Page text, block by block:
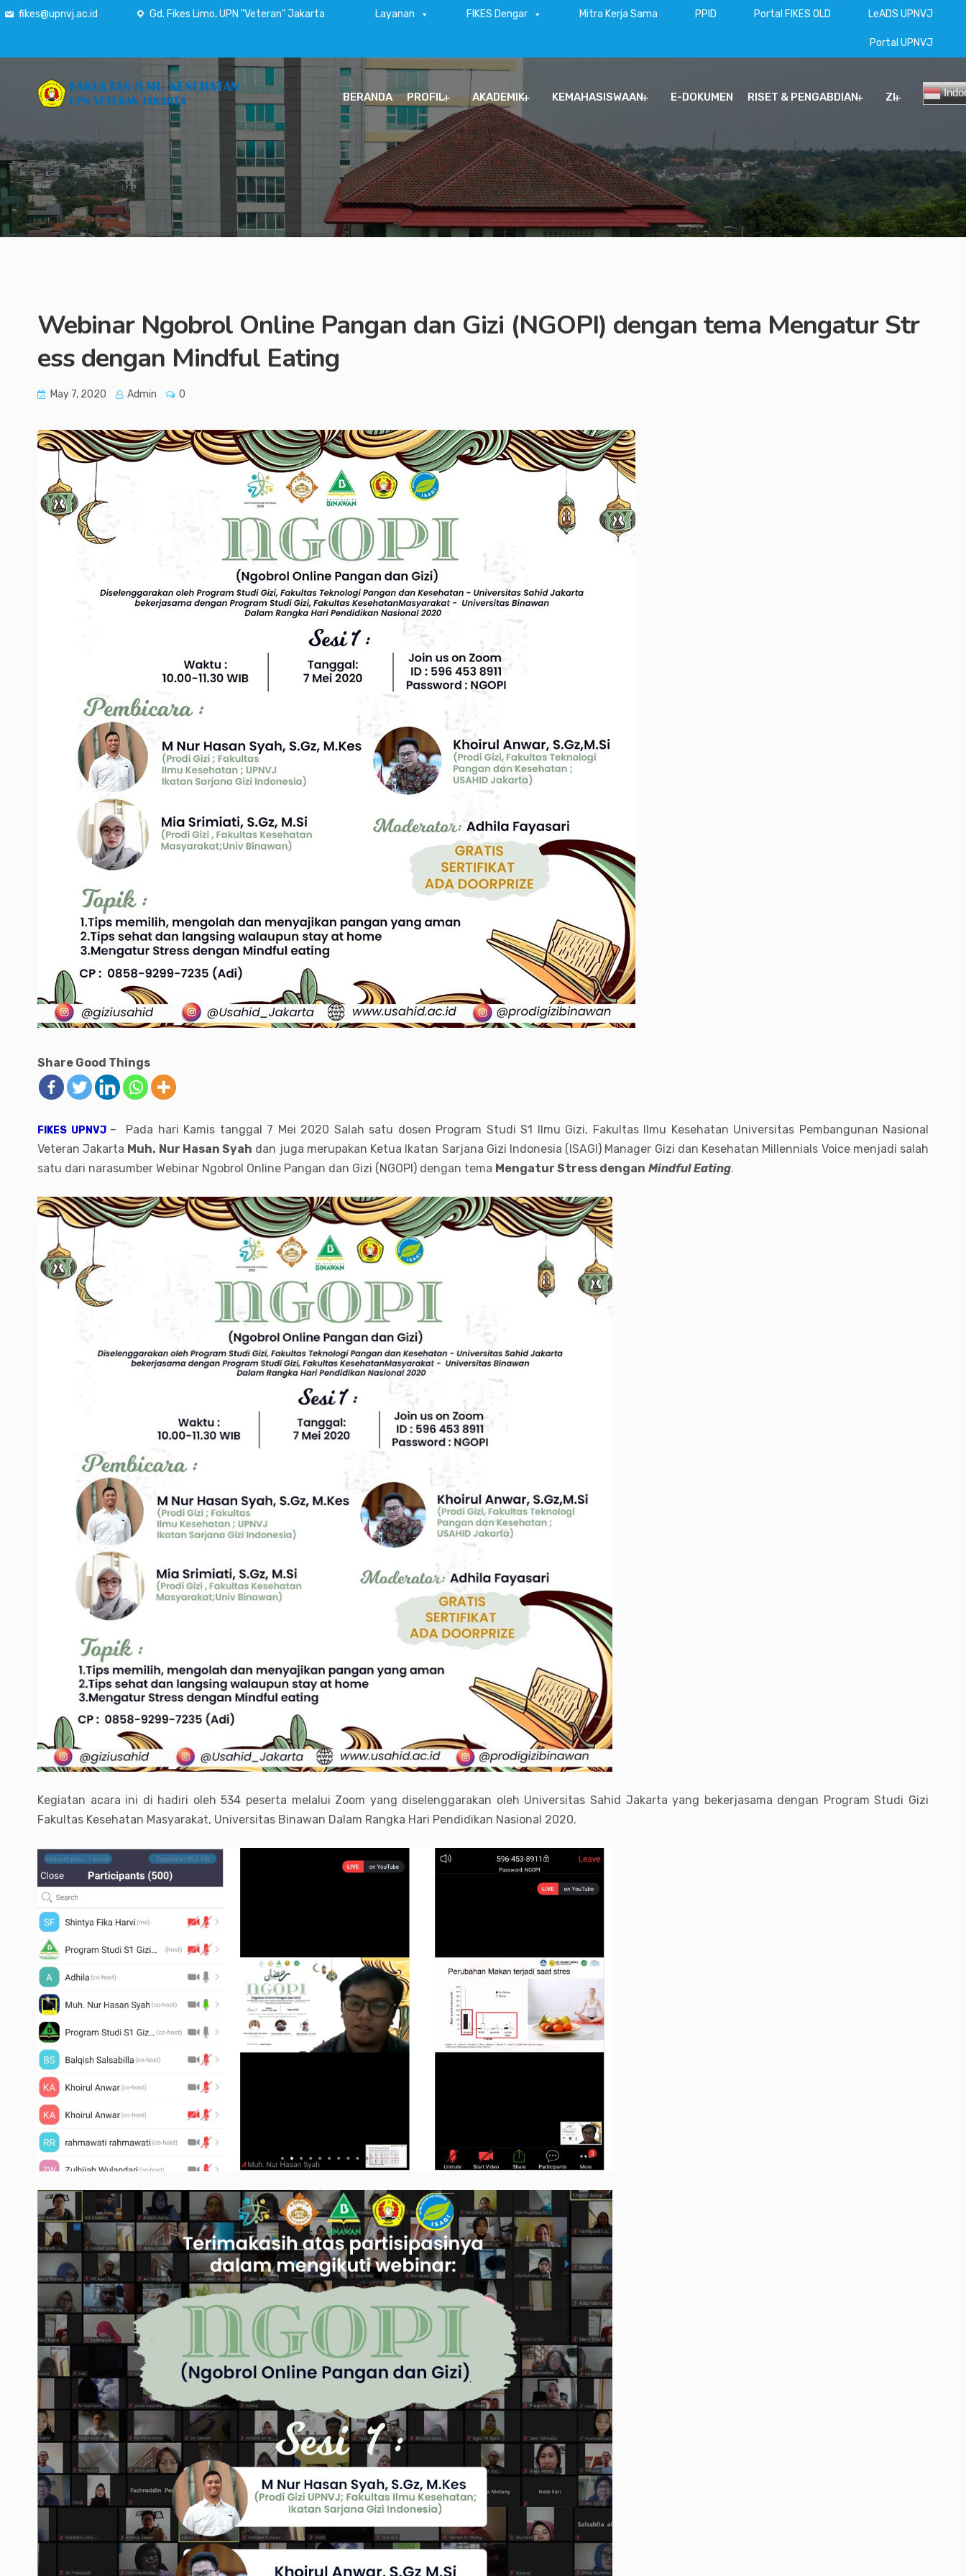
fikes@upnvj.ac.id Gd. Fikes Limo, UPN "Veteran" Jakarta Layanan FIKES Dengar Mitra Kerja Sama PPID Portal FIKES OLD LeADS UPNVJ
Portal UPNVJ
BERANDA PROFIL AKADEMIK KEMAHASISWAAN E-DOKUMEN RISET & PENGABDIAN ZI
Webinar Ngobrol Online Pangan dan Gizi (NGOPI) dengan tema Mengatur Str
ess dengan Mindful Eating
May 7, 2020 Admin 0
Share Good Things
FIKES UPNVJ – Pada hari Kamis tanggal 7 Mei 2020 Salah satu dosen Program Studi S1 Ilmu Gizi, Fakultas Ilmu Kesehatan Universitas Pembangunan Nasional
Veteran Jakarta Muh. Nur Hasan Syah dan juga merupakan Ketua Ikatan Sarjana Gizi Indonesia (ISAGI) Manager Gizi dan Kesehatan Millennials Voice menjadi salah
satu dari narasumber Webinar Ngobrol Online Pangan dan Gizi (NGOPI) dengan tema Mengatur Stress dengan Mindful Eating.
Kegiatan acara ini di hadiri oleh 534 peserta melalui Zoom yang diselenggarakan oleh Universitas Sahid Jakarta yang bekerjasama dengan Program Studi Gizi
Fakultas Kesehatan Masyarakat, Universitas Binawan Dalam Rangka Hari Pendidikan Nasional 2020.